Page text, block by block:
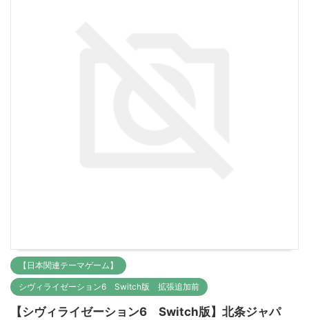
【日本関連テーマゲーム】
シヴィライゼーション6 Switch版 拡張追加前
【シヴィライゼーション6 Switch版】北条ジャパ